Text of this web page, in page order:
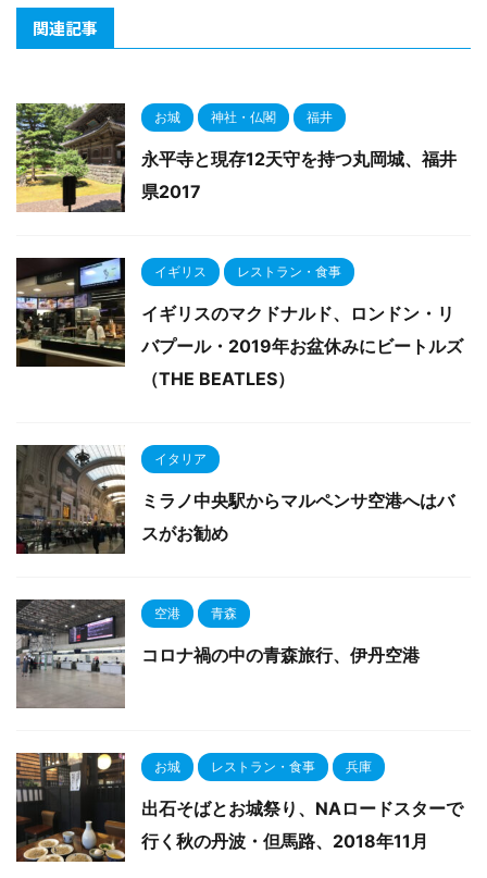
関連記事
お城 神社・仏閣 福井
永平寺と現存12天守を持つ丸岡城、福井
県2017
イギリス レストラン・食事
イギリスのマクドナルド、ロンドン・リ
バプール・2019年お盆休みにビートルズ
（THE BEATLES）
イタリア
ミラノ中央駅からマルペンサ空港へはバ
スがお勧め
空港 青森
コロナ禍の中の青森旅行、伊丹空港
お城 レストラン・食事 兵庫
出石そばとお城祭り、NAロードスターで
行く秋の丹波・但馬路、2018年11月